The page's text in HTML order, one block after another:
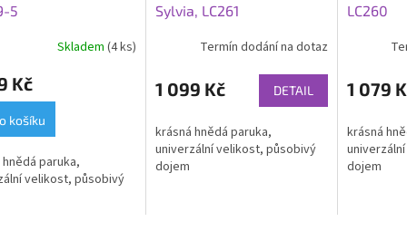
5
Skladem (4 ks)
Kč
košíku
paruka,
velikost, působivý
Sylvia, LC261
Termín dodání na dotaz
1 099 Kč DETAIL
krásná hnědá paruka,
univerzální velikost, působivý
dojem
LC260
1 079
krásná
dojem